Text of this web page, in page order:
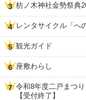
枋ノ木神社金勢祭典
レンタサイクル「へ
観光ガイド
座敷わらし
令和8年度二戸まつ
【受付終了】